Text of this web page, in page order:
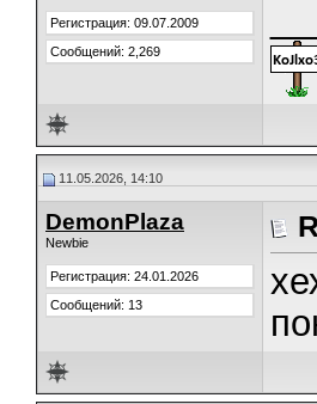
Регистрация: 09.07.2009
Сообщений: 2,269
11.05.2026, 14:10
DemonPlaza
Newbie
Регистрация: 24.01.2026
Сообщений: 13